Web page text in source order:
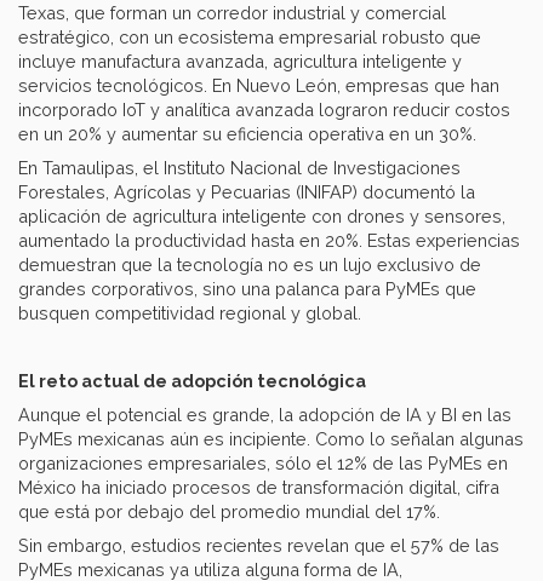
Texas, que forman un corredor industrial y comercial
estratégico, con un ecosistema empresarial robusto que
incluye manufactura avanzada, agricultura inteligente y
servicios tecnológicos. En Nuevo León, empresas que han
incorporado IoT y analítica avanzada lograron reducir costos
en un 20% y aumentar su eficiencia operativa en un 30%.
En Tamaulipas, el Instituto Nacional de Investigaciones
Forestales, Agrícolas y Pecuarias (INIFAP) documentó la
aplicación de agricultura inteligente con drones y sensores,
aumentado la productividad hasta en 20%. Estas experiencias
demuestran que la tecnología no es un lujo exclusivo de
grandes corporativos, sino una palanca para PyMEs que
busquen competitividad regional y global.
El reto actual de adopción tecnológica
Aunque el potencial es grande, la adopción de IA y BI en las
PyMEs mexicanas aún es incipiente. Como lo señalan algunas
organizaciones empresariales, sólo el 12% de las PyMEs en
México ha iniciado procesos de transformación digital, cifra
que está por debajo del promedio mundial del 17%.
Sin embargo, estudios recientes revelan que el 57% de las
PyMEs mexicanas ya utiliza alguna forma de IA,